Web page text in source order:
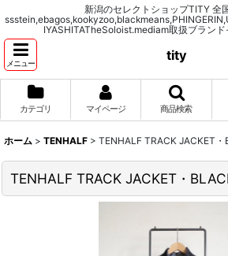
新潟のセレクトショップTITY 全
IYASHITATheSoloist.mediam取扱ブラン
メニュー
tity
カテゴリ マイページ 商品検索
ホーム > TENHALF > TENHALF TRACK JACKET
TENHALF TRACK JACKET・